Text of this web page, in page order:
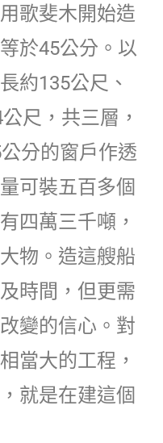
歌斐木開始造
於45公分。以
約135公尺、
尺，共三層，
分的窗戶作透
可裝五百多個
四萬三千噸，
物。造這艘船
時間，但更需
變的信心。對
當大的工程，
就是在建這個